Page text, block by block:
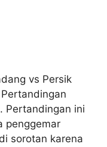
vs Persik
Pertandingan ini
penggemar
sorotan karena